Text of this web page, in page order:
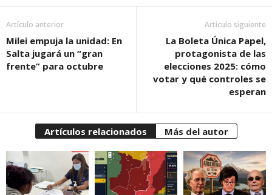
Artículo anterior
Milei empuja la unidad: En
Salta jugará un “gran
frente” para octubre
Artículo siguiente
La Boleta Única Papel,
protagonista de las
elecciones 2025: cómo
votar y qué controles se
esperan
Artículos relacionados Más del autor